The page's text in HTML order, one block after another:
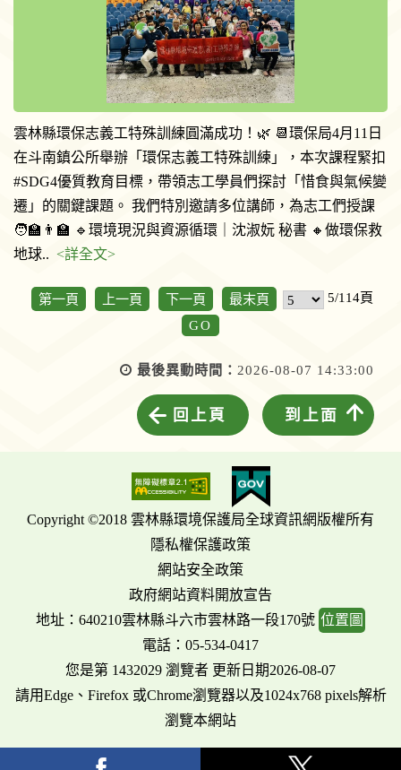
雲林縣環保志義工特殊訓練圓滿成功！🌿 📆環保局4月11日
在斗南鎮公所舉辦「環保志義工特殊訓練」，本次課程緊扣
#SDG4優質教育目標，帶領志工學員們探討「惜食與氣候變
遷」的關鍵課題。 我們特別邀請多位講師，為志工們授課
🧑‍🏫👨‍🏫 🔹環境現況與資源循環｜沈淑妧 秘書 🔸做環保救
地球.. <詳全文>
第一頁 上一頁 下一頁 最末頁
5/114頁
GO
最後異動時間： 2026-08-07 14:33:00
回上頁 到上面
Copyright ©2018 雲林縣環境保護局全球資訊網版權所有
隱私權保護政策
網站安全政策
政府網站資料開放宣告
地址：640210雲林縣斗六市雲林路一段170號 位置圖
電話：05-534-0417
您是第 1432029 瀏覽者 更新日期2026-08-07
請用Edge、Firefox 或Chrome瀏覽器以及1024x768 pixels解析
瀏覽本網站